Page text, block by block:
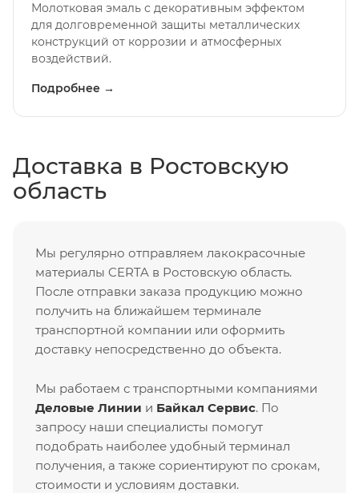
Молотковая эмаль с декоративным эффектом
для долговременной защиты металлических
конструкций от коррозии и атмосферных
воздействий.
Подробнее →
Доставка в Ростовскую
область
Мы регулярно отправляем лакокрасочные
материалы CERTA в Ростовскую область.
После отправки заказа продукцию можно
получить на ближайшем терминале
транспортной компании или оформить
доставку непосредственно до объекта.
Мы работаем с транспортными компаниями
Деловые Линии и Байкал Сервис. По
запросу наши специалисты помогут
подобрать наиболее удобный терминал
получения, а также сориентируют по срокам,
стоимости и условиям доставки.